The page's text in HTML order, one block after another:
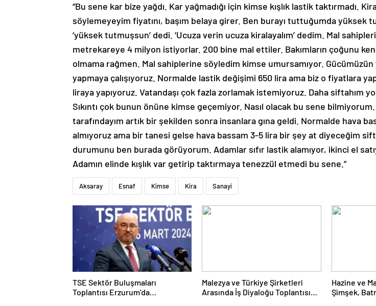
“Bu sene kar bize yağdı. Kar yağmadığı için kimse kışlık lastik taktırmadı.
söylemeyeyim fiyatını, başım belaya girer. Ben burayı tuttuğumda yüksek
‘yüksek tutmuşsun’ dedi. ‘Ucuza verin ucuza kiralayalım’ dedim. Mal
metrekareye 4 milyon istiyorlar. 200 bine mal ettiler. Bakımların çoğunu
olmama rağmen. Mal sahiplerine söyledim kimse umursamıyor.
yapmaya çalışıyoruz. Normalde lastik değişimi 650 lira ama biz o fiyatlara
liraya yapıyoruz. Vatandaşı çok fazla zorlamak istemiyoruz. Daha siftahım
Sıkıntı çok bunun önüne kimse geçemiyor. Nasıl olacak bu sene
tarafındayım artık bir şekilden sonra insanlara gına geldi. Normalde hava
almıyoruz ama bir tanesi gelse hava bassam 3-5 lira bir şey at diyeceğim
durumunu ben burada görüyorum. Adamlar sıfır lastik alamıyor, ikinci el
Adamın elinde kışlık var getirip taktırmaya tenezzül etmedi bu sene.”
Aksaray Esnaf Kimse Kira Sanayi
TSE Sektör Buluşmaları
Toplantısı Erzurum’da
Malezya ve Türkiye Şirketleri
Arasında İş Diyaloğu Toplantısı
Hazine ve
Şimşek,